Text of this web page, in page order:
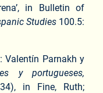
in Bulletin of
Studies 100.5:
Valentín Parnakh y
y portugueses,
in Fine, Ruth;